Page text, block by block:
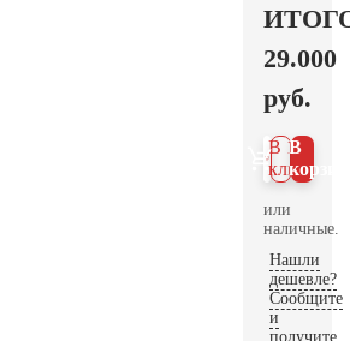
29.000
руб.
В
В 1
клик
или
наличные.
Нашли
дешевле?
Сообщите
и
получите